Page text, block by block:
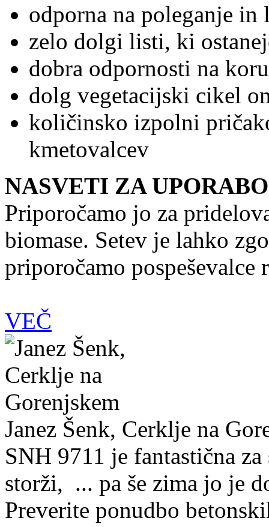
odporna na poleganje in
zelo dolgi listi, ki
dobra odpornosti na
dolg vegetacijski cikel
količinsko izpolni
kmetovalcev
NASVETI ZA
Priporočamo jo za
biomase. Setev je lahko
priporočamo pospeševalce
VEČ
Janez Šenk, Cerklje na
SNH 9711 je fantastična
storži, ... pa še zima jo je
Preverite ponudbo